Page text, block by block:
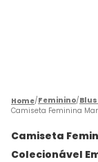
Feminino
Camiseta Feminina
Camiseta
Colecionável